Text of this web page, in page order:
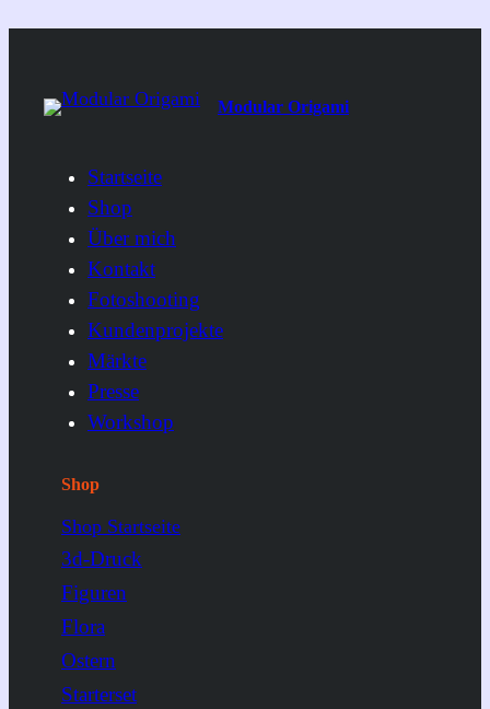
Modular Origami
Startseite
Shop
Über mich
Kontakt
Fotoshooting
Kundenprojekte
Märkte
Presse
Workshop
Shop
Shop Startseite
3d-Druck
Figuren
Flora
Ostern
Starterset